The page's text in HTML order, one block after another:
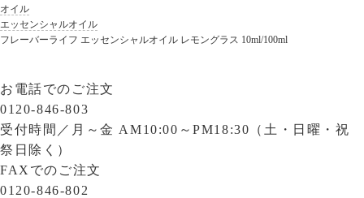
オイル
エッセンシャルオイル
フレーバーライフ エッセンシャルオイル レモングラス 10ml/100ml
お電話でのご注文
0120-846-803
受付時間／ 月～金 AM10:00～PM18:30（土・日曜・祝
祭日除く）
FAXでのご注文
0120-846-802